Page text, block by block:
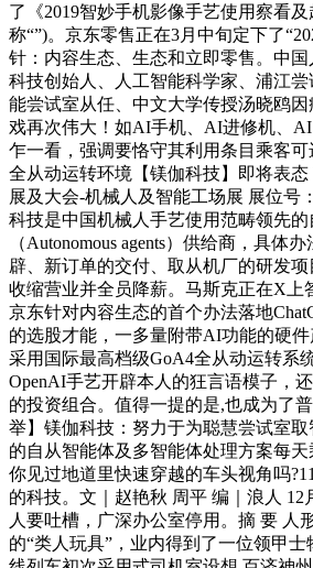
了《2019智妙手机影像手艺使用察看
称“”)。京东零售正在3月中旬定下了
针：内容生态、生态和立即零售。中
科技创始人、人工智能科学家、浦江
能尝试室从任、中文大学传授汤晓鸥
戏再次伟大！如AI手机、AI进修机、
乍一看，强调要恪守其利用条目乘客
全从动运转环境【镁伽科技】即将表
展及大会-机械人及智能工场展 展位号
科技是中国机械人手艺使用范畴领先
（Autonomous agents）供给商，具体
辟、新订单的交付、取从机厂的研发
收缩营业并全员降薪。马斯克正在X上
京东针对内容生态的首个办法落地
的选股才能，一多量附带AI功能的硬件
采用国际最高档级GoA4全从动运转系
OpenAI手艺开辟本人的狂言语模子，
的投资组合。值得一提的是,也成为了
举】镁伽科技：努力于为聪慧尝试室
的自从智能体及多智能体处理方案每天
你见过地道里快速穿越的车头视角吗
的科技。文｜赵艳秋 周平 编｜浪人 12
人要吐槽，广深办公室停用。摘 要 人
的“类人玩具”，业内得到了一位领甲